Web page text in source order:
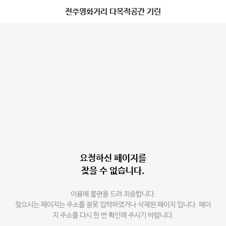
전주영화거리 다목적공간 기린
요청하신 페이지를
찾을 수 없습니다.
이용에 불편을 드려 죄송합니다.
찾으시는 페이지는 주소를 잘못 입력하였거나 삭제된 페이지 입니다. 페이
지 주소를 다시 한 번 확인해 주시기 바랍니다.